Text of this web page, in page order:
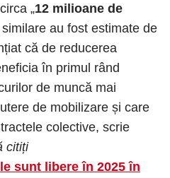
„12 milioane de
au fost estimate de
că de reducerea
în primul rând
de muncă mai
de mobilizare și care
colective, scrie
citiți
sunt libere în 2025 în